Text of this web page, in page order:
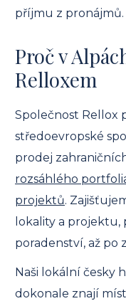
příjmu z pronájmů.
Proč v
Relloxem
Společnost Rellox
středoevropské
prodej
rozsáhlého
projektů.
lokality a projektu,
poradenství, až po
Naši lokální česky
dokonale znají